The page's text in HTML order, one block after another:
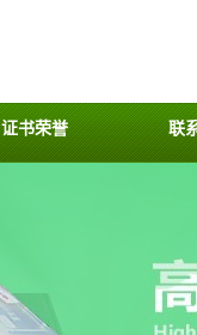
证书荣誉 联